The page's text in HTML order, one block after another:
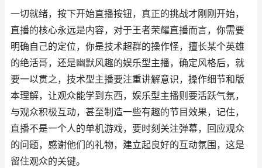
一切就绪，按下开始直播按钮，真正的挑战才刚刚开始，
直播的核心永远是内容，对于王者荣耀直播而言，你需要
明确自己的定位，你是技术超群的操作怪，擅长某个英雄
的绝活哥，还是幽默风趣的娱乐型主播，确定风格后，就
要一以贯之，技术型主播要注重讲解意识，操作细节和版
本理解，让观众能学到东西，娱乐型主播则要活跃气氛，
与观众积极互动，甚至制造一些有趣的节目效果，记住，
直播不是一个人的单机游戏，要时刻关注弹幕，回应观众
的问题，感谢他们的礼物，建立起良好的互动氛围，这是
留住观众的关键。